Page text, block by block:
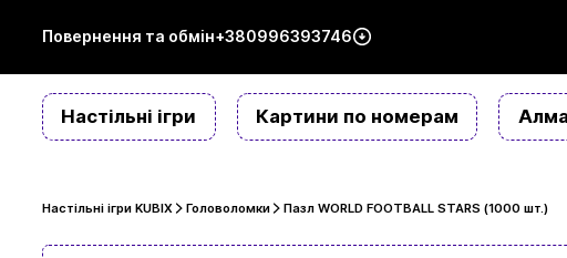
Повернення та обмін+380996393746
Настільні ігри Картини по номерам
Настільні ігри KUBIX Головоломки Пазл WORLD FOOTBALL STARS (1000 шт.)